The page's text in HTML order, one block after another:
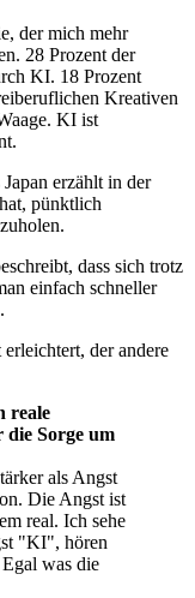
der mich mehr
28 Prozent der
KI. 18 Prozent
Kreativen
KI ist
erzählt in der
pünktlich
dass sich trotz
einfach schneller
der andere
reale
Sorge um
als Angst
Die Angst ist
real. Ich sehe
"KI", hören
was die